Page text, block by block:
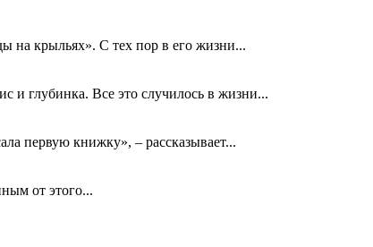
на крыльях». С тех пор в его жизни...
и глубинка. Все это случилось в жизни...
первую книжку», – рассказывает...
от этого...